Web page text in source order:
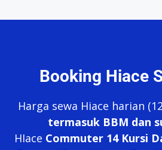
Booking Hiace
Harga sewa Hiace harian
termasuk BBM dan
HIace Commuter 14 Kursi